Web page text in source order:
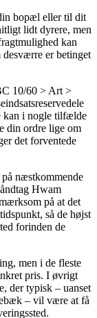
bopæl eller til dit
lidt dyrere, men
kan
desværre er betinget
10/60 > Art >
kan i nogle tilfælde
din ordre lige om
det forventede
næstkommende
Hwam
på at det
så de højst
forinden de
men i de fleste
pris. I øvrigt
der typisk – uanset
– vil være at få